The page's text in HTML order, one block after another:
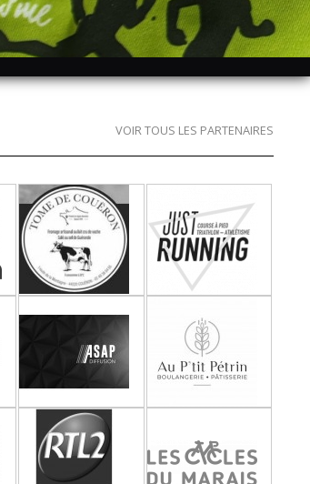
VOIR TOUS LES PARTENAIRES